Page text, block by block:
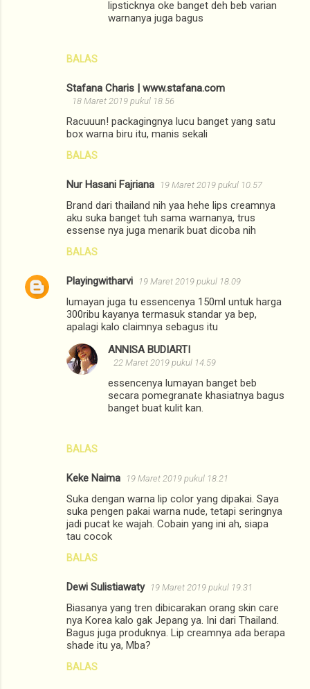
BALAS
lipsticknya oke banget deh beb varian
warnanya juga bagus
Stafana Charis | www.stafana.com
18 Maret 2019 pukul 18.56
Racuuun! packagingnya lucu banget yang satu
box warna biru itu, manis sekali
BALAS
Nur Hasani Fajriana 19 Maret 2019 pukul 10.57
Brand dari thailand nih yaa hehe lips creamnya
aku suka banget tuh sama warnanya, trus
essense nya juga menarik buat dicoba nih
BALAS
Playingwitharvi 19 Maret 2019 pukul 18.09
lumayan juga tu essencenya 150ml untuk harga
300ribu kayanya termasuk standar ya bep,
apalagi kalo claimnya sebagus itu
BALAS
ANNISA BUDIARTI
22 Maret 2019 pukul 14.59
essencenya lumayan banget beb
secara pomegranate khasiatnya bagus
banget buat kulit kan.
Keke Naima 19 Maret 2019 pukul 18.21
Suka dengan warna lip color yang dipakai. Saya
suka pengen pakai warna nude, tetapi seringnya
jadi pucat ke wajah. Cobain yang ini ah, siapa
tau cocok
BALAS
Dewi Sulistiawaty 19 Maret 2019 pukul 19.31
Biasanya yang tren dibicarakan orang skin care
nya Korea kalo gak Jepang ya. Ini dari Thailand.
Bagus juga produknya. Lip creamnya ada berapa
shade itu ya, Mba?
BALAS